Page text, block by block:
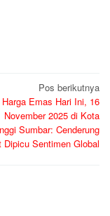
Pos berikutnya
Harga Emas Hari Ini, 16
November 2025 di Kota
Sumbar: Cenderung
Dipicu Sentimen Global